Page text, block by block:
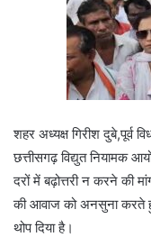
शहर अध्यक्ष गिरीश दुबे,पूर्व
छत्तीसगढ़ विद्युत नियामक
दरों में बढ़ोत्तरी न करने की
की आवाज को अनसुना करते
थोप दिया है।